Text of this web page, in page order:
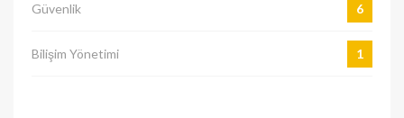
Güvenlik 6
Bilişim Yönetimi 1